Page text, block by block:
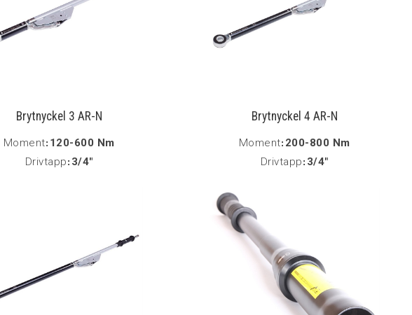
Brytnyckel 3 AR-N
Moment: 120-600 Nm
Drivtapp: 3/4"
Brytnyckel 4 AR-N
Moment: 200-800 Nm
Drivtapp: 3/4"